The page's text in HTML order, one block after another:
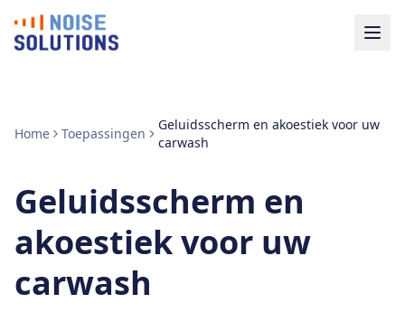
Home Toepassingen
Geluidsscherm en akoestiek voor uw
carwash
Geluidsscherm en
akoestiek voor uw
carwash